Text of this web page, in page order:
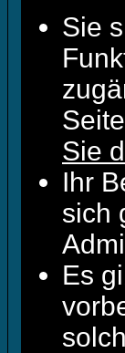
Sie
Sie
Ihr
sich
Es